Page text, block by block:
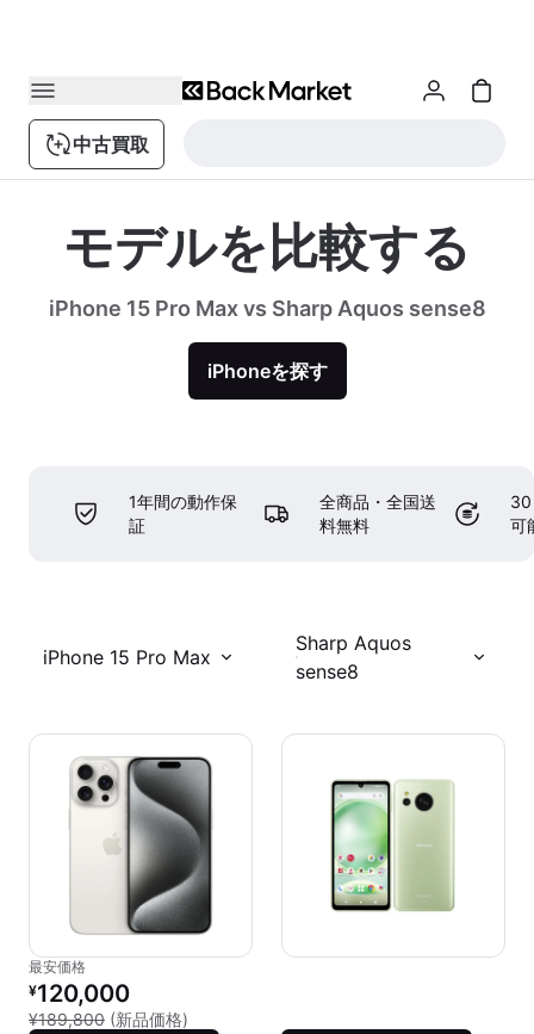
中古買取
モデルを比較する
iPhone 15 Pro Max vs Sharp Aquos sense8
iPhoneを探す
1年間の動作保
証
全商品・全国送
料無料
30
可
iPhone 15 Pro Max
Sharp Aquos
sense8
最安価格
リファービッシュ品の価格：
¥120,000
¥189,800 (新品価格)